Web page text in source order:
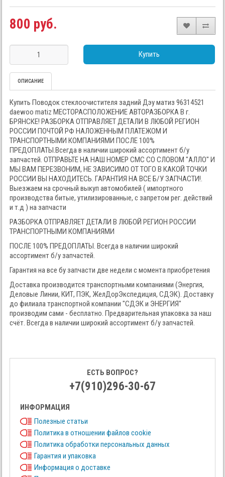
800 руб.
Купить
ОПИСАНИЕ
Купить Поводок стеклоочистителя задний Дэу матиз 96314521
daewoo matiz МЕСТОРАСПОЛОЖЕНИЕ АВТОРАЗБОРКА В г.
БРЯНСКЕ! РАЗБОРКА ОТПРАВЛЯЕТ ДЕТАЛИ В ЛЮБОЙ РЕГИОН
РОССИИ ПОЧТОЙ РФ НАЛОЖЕННЫМ ПЛАТЕЖОМ И
ТРАНСПОРТНЫМИ КОМПАНИЯМИ ПОСЛЕ 100%
ПРЕДОПЛАТЫ.Всегда в наличии широкий ассортимент б/у
запчастей. ОТПРАВЬТЕ НА НАШ НОМЕР СМС СО СЛОВОМ "АЛЛО" И
МЫ ВАМ ПЕРЕЗВОНИМ, НЕ ЗАВИСИМО ОТ ТОГО В КАКОЙ ТОЧКИ
РОССИИ ВЫ НАХОДИТЕСЬ. ГАРАНТИЯ НА ВСЕ Б/У ЗАПЧАСТИ!.
Выезжаем на срочный выкуп автомобилей ( импортного
производства битые, утилизированные, с запретом рег. действий
и т.д ) на запчасти
РАЗБОРКА ОТПРАВЛЯЕТ ДЕТАЛИ В ЛЮБОЙ РЕГИОН РОССИИ
ТРАНСПОРТНЫМИ КОМПАНИЯМИ
ПОСЛЕ 100% ПРЕДОПЛАТЫ. Всегда в наличии широкий
ассортимент б/у запчастей.
Гарантия на все бу запчасти две недели с момента приобретения
Доставка производится транспортными компаниями (Энергия,
Деловые Линии, КИТ, ПЭК, ЖелДорЭкспедиция, СДЭК). Доставку
до филиала транспортной компании "СДЭК и ЭНЕРГИЯ"
производим сами - бесплатно. Предварительная упаковка за наш
счёт. Всегда в наличии широкий ассортимент б/у запчастей.
ЕСТЬ ВОПРОС?
+7(910)296-30-67
ИНФОРМАЦИЯ
Полезные статьи
Политика в отношении файлов cookie
Политика обработки персональных данных
Гарантия и упаковка
Информация о доставке